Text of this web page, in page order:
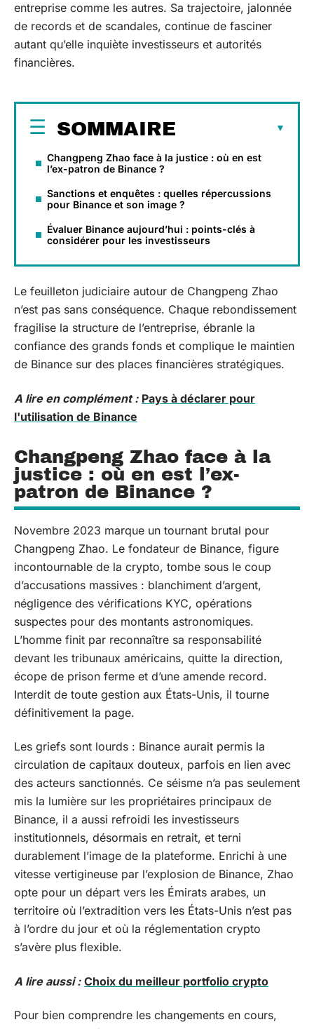
entreprise comme les autres. Sa trajectoire, jalonnée
de records et de scandales, continue de fasciner
autant qu’elle inquiète investisseurs et autorités
financières.
SOMMAIRE
Changpeng Zhao face à la justice : où en est
l’ex-patron de Binance ?
Sanctions et enquêtes : quelles répercussions
pour Binance et son image ?
Évaluer Binance aujourd’hui : points-clés à
considérer pour les investisseurs
Le feuilleton judiciaire autour de Changpeng Zhao
n’est pas sans conséquence. Chaque rebondissement
fragilise la structure de l’entreprise, ébranle la
confiance des grands fonds et complique le maintien
de Binance sur des places financières stratégiques.
A lire en complément : Pays à déclarer pour
l'utilisation de Binance
Changpeng Zhao face à la
justice : où en est l’ex-
patron de Binance ?
Novembre 2023 marque un tournant brutal pour
Changpeng Zhao. Le fondateur de Binance, figure
incontournable de la crypto, tombe sous le coup
d’accusations massives : blanchiment d’argent,
négligence des vérifications KYC, opérations
suspectes pour des montants astronomiques.
L’homme finit par reconnaître sa responsabilité
devant les tribunaux américains, quitte la direction,
écope de prison ferme et d’une amende record.
Interdit de toute gestion aux États-Unis, il tourne
définitivement la page.
Les griefs sont lourds : Binance aurait permis la
circulation de capitaux douteux, parfois en lien avec
des acteurs sanctionnés. Ce séisme n’a pas seulement
mis la lumière sur les propriétaires principaux de
Binance, il a aussi refroidi les investisseurs
institutionnels, désormais en retrait, et terni
durablement l’image de la plateforme. Enrichi à une
vitesse vertigineuse par l’explosion de Binance, Zhao
opte pour un départ vers les Émirats arabes, un
territoire où l’extradition vers les États-Unis n’est pas
à l’ordre du jour et où la réglementation crypto
s’avère plus flexible.
A lire aussi : Choix du meilleur portfolio crypto
Pour bien comprendre les changements en cours,